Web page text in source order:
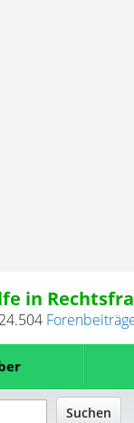
in